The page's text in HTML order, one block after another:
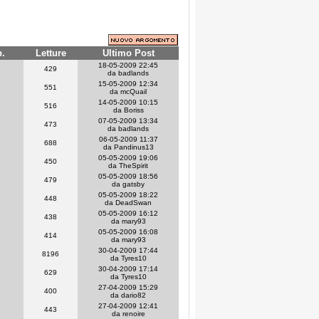
Letture Ultimo Post
429
18-05-2009 22:45
da badlands
551
15-05-2009 12:34
da mcQuail
516
14-05-2009 10:15
da Boriss
473
07-05-2009 13:34
da badlands
688
06-05-2009 11:37
da Pandinus13
450
05-05-2009 19:06
da TheSpirit
479
05-05-2009 18:56
da gatsby
448
05-05-2009 18:22
da DeadSwan
438
05-05-2009 16:12
da mary93
414
05-05-2009 16:08
da mary93
8196
30-04-2009 17:44
da Tyres10
629
30-04-2009 17:14
da Tyres10
400
27-04-2009 15:29
da dario82
443
27-04-2009 12:41
da renoire